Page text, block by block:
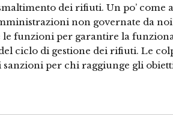
dei rifiuti. Un po’ come
non governate da
funzioni per garantire la
ciclo di gestione dei rifiuti. Le
per chi raggiunge gli